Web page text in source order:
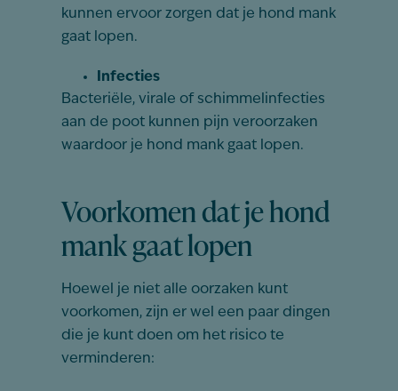
kunnen ervoor zorgen dat je hond mank
gaat lopen.
Infecties
Bacteriële, virale of schimmelinfecties
aan de poot kunnen pijn veroorzaken
waardoor je hond mank gaat lopen.
Voorkomen dat je hond
mank gaat lopen
Hoewel je niet alle oorzaken kunt
voorkomen, zijn er wel een paar dingen
die je kunt doen om het risico te
verminderen: